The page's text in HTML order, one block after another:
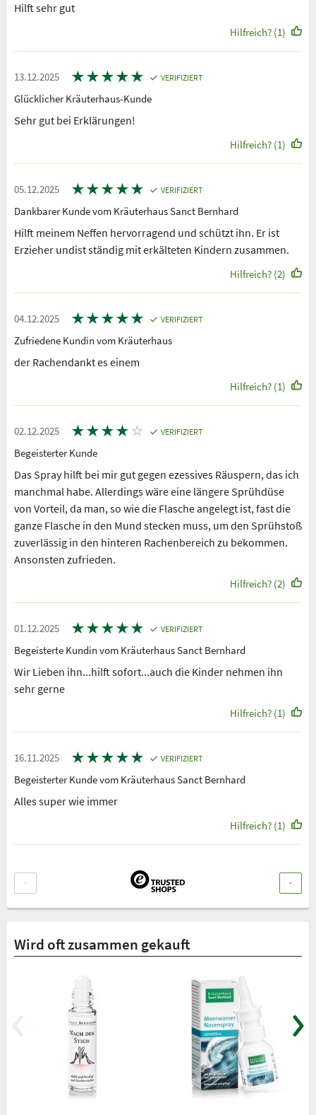
Hilft sehr gut
Hilfreich? (1)
13.12.2025 ★★★★★ VERIFIZIERT
Glücklicher Kräuterhaus-Kunde
Sehr gut bei Erklärungen!
Hilfreich? (1)
05.12.2025 ★★★★★ VERIFIZIERT
Dankbarer Kunde vom Kräuterhaus Sanct Bernhard
Hilft meinem Neffen hervorragend und schützt ihn. Er ist
Erzieher undist ständig mit erkälteten Kindern zusammen.
Hilfreich? (2)
04.12.2025 ★★★★★ VERIFIZIERT
Zufriedene Kundin vom Kräuterhaus
der Rachendankt es einem
Hilfreich? (1)
02.12.2025 ★★★★ ☆ VERIFIZIERT
Begeisterter Kunde
Das Spray hilft bei mir gut gegen ezessives Räuspern, das ich
manchmal habe. Allerdings wäre eine längere Sprühdüse
von Vorteil, da man, so wie die Flasche angelegt ist, fast die
ganze Flasche in den Mund stecken muss, um den Sprühstoß
zuverlässig in den hinteren Rachenbereich zu bekommen.
Ansonsten zufrieden.
Hilfreich? (2)
01.12.2025 ★★★★★ VERIFIZIERT
Begeisterte Kundin vom Kräuterhaus Sanct Bernhard
Wir Lieben ihn...hilft sofort...auch die Kinder nehmen ihn
sehr gerne
Hilfreich? (1)
16.11.2025 ★★★★★ VERIFIZIERT
Begeisterter Kunde vom Kräuterhaus Sanct Bernhard
Alles super wie immer
Hilfreich? (1)
Wird oft zusammen gekauft